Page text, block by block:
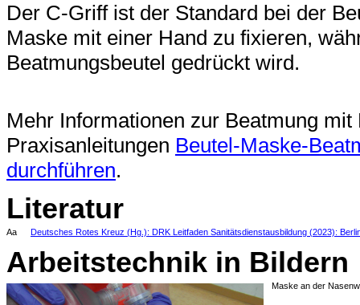
Der C-Griff ist der Standard bei der
Maske mit einer Hand zu fixieren,
Beatmungsbeutel gedrückt wird.
Mehr Informationen zur Beatmung
Praxisanleitungen Beutel-Maske-
durchführen.
Literatur
Aa Deutsches Rotes Kreuz (Hg.): DRK Leitfaden Sanitätsdienstausbildung (2023):
Arbeitstechnik in Bildern
Maske an der